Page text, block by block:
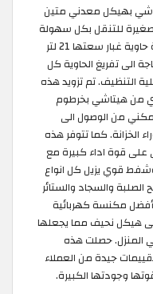
بهيكل معدني متين
للتنقل بكل سهولة
في كل أرجاء المنزل. تضم هذه المكنسة حاوية غبار سعتها 21 لتر
الى تفريغ الحاوية كل
التنظيف. تم تزويد هذه
من هيتاشي بخرطوم
من الوصول الى
الخزانة. كما تتوفر هذه
على قوة اداء كبيرة مع
تصل إلى 2300 واط وشفط قوي يزيل كل انواع
الصلبة والسجاد والستائر
أفضل مكنسة كهربائية
هيكل نحيف مما يجعلها
المنزل. حصلت هذه
جيدة من العملاء